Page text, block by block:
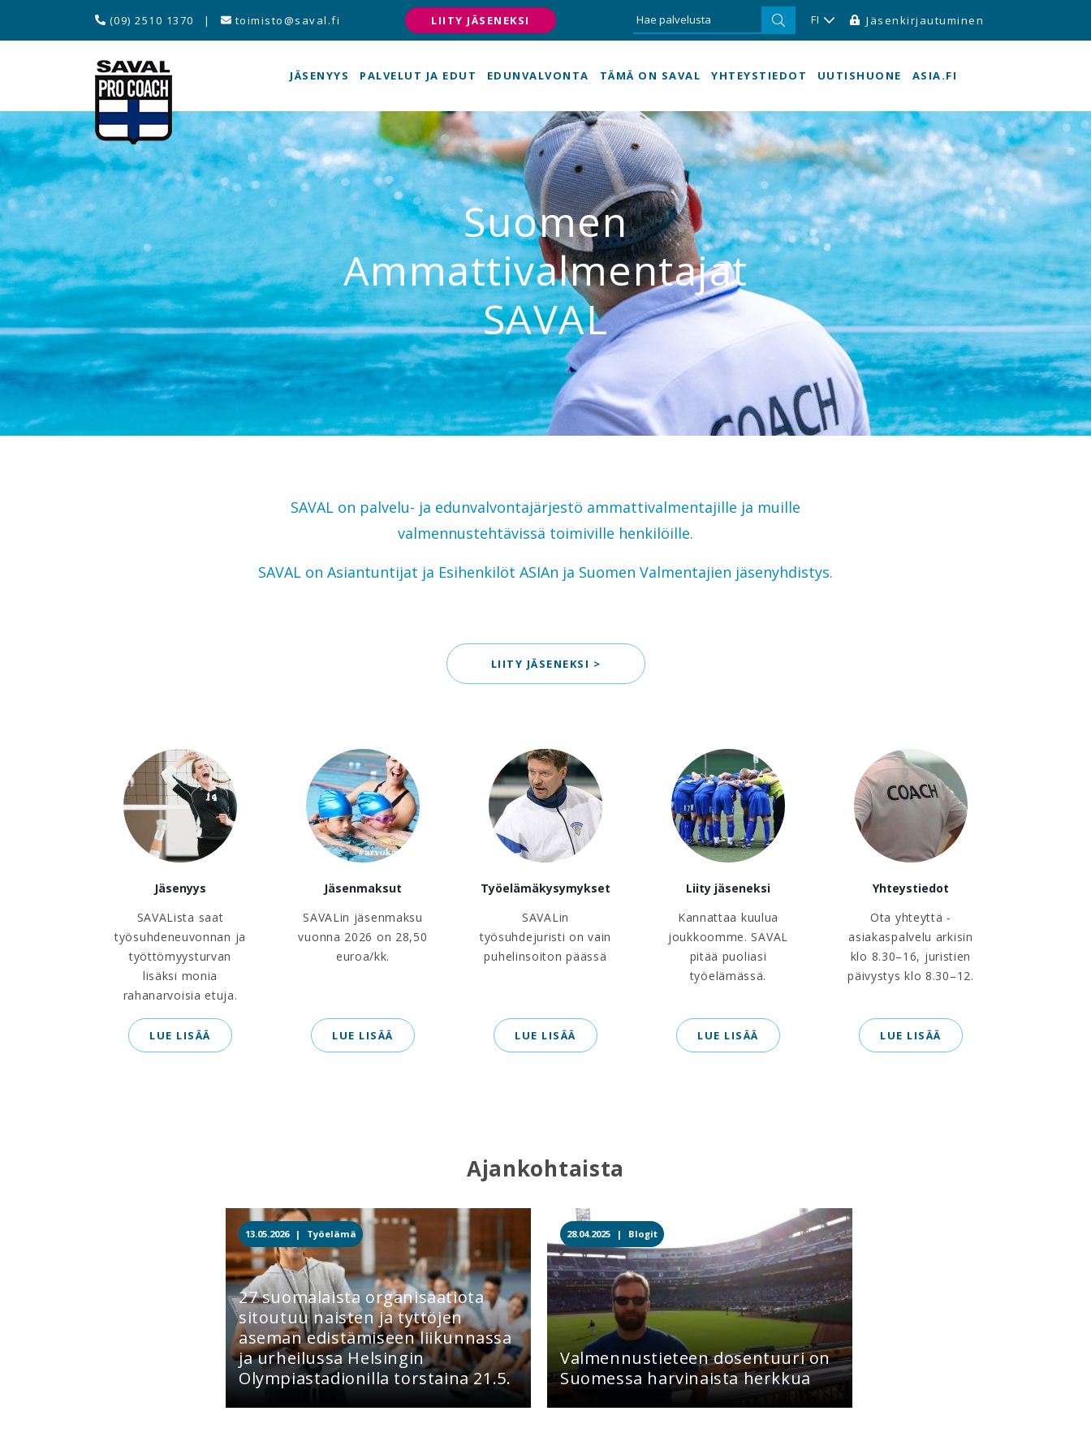
(09) 2510 1370 | toimisto@saval.fi LIITY JÄSENEKSI FI Jäsenkirjautuminen
JÄSENYYS PALVELUT JA EDUT EDUNVALVONTA TÄMÄ ON SAVAL YHTEYSTIEDOT UUTISHUONE ASIA.FI
Suomen
Ammattivalmentajat
SAVAL
SAVAL on palvelu- ja edunvalvontajärjestö ammattivalmentajille ja muille
valmennustehtävissä toimiville henkilöille.
SAVAL on Asiantuntijat ja Esihenkilöt ASIAn ja Suomen Valmentajien jäsenyhdistys.
LIITY JÄSENEKSI >
Jäsenyys
SAVALista saat
työsuhdeneuvonnan ja
työttömyysturvan
lisäksi monia
rahanarvoisia etuja.
LUE LISÄÄ
Jäsenmaksut
SAVALin jäsenmaksu
vuonna 2026 on 28,50
euroa/kk.
LUE LISÄÄ
Työelämäkysymykset
SAVALin
työsuhdejuristi on vain
puhelinsoiton päässä
LUE LISÄÄ
Liity jäseneksi
Kannattaa kuulua
joukkoomme. SAVAL
pitää puoliasi
työelämässä.
LUE LISÄÄ
Yhteystiedot
Ota yhteyttä -
asiakaspalvelu arkisin
klo 8.30–16, juristien
päivystys klo 8.30–12.
LUE LISÄÄ
Ajankohtaista
13.05.2026 | Työelämä
27 suomalaista organisaatiota
sitoutuu naisten ja tyttöjen
aseman edistämiseen liikunnassa
ja urheilussa Helsingin
Olympiastadionilla torstaina 21.5.
28.04.2025 | Blogit
Valmennustieteen dosentuuri on
Suomessa harvinaista herkkua